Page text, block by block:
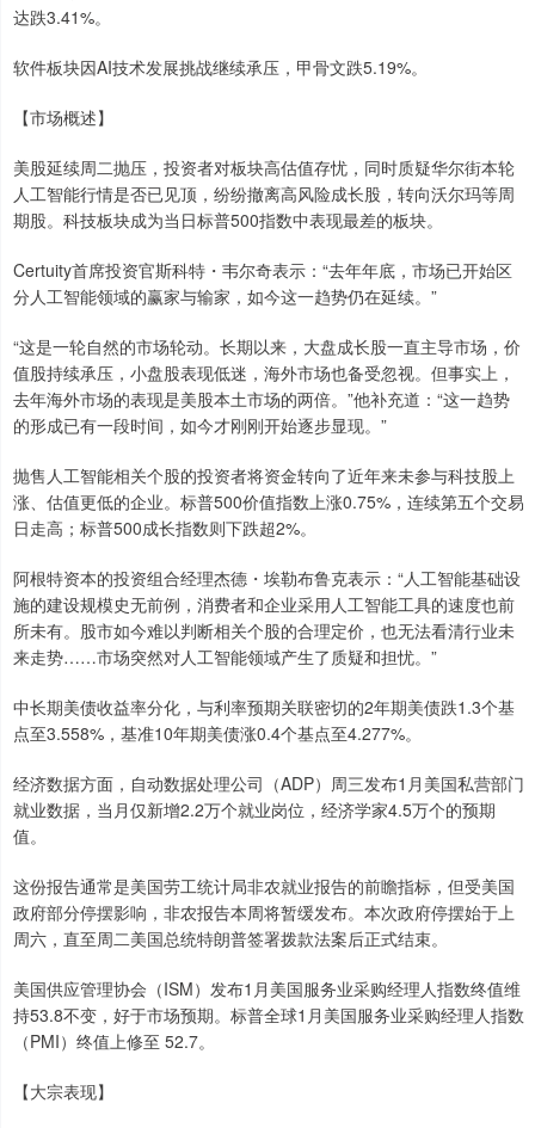
达跌3.41%。
软件板块因AI技术发展挑战继续承压，甲骨文跌5.19%。
【市场概述】
美股延续周二抛压，投资者对板块高估值存忧，同时质疑华尔街本轮
人工智能行情是否已见顶，纷纷撤离高风险成长股，转向沃尔玛等周
期股。科技板块成为当日标普500指数中表现最差的板块。
Certuity首席投资官斯科特・韦尔奇表示：“去年年底，市场已开始区
分人工智能领域的赢家与输家，如今这一趋势仍在延续。”
“这是一轮自然的市场轮动。长期以来，大盘成长股一直主导市场，价
值股持续承压，小盘股表现低迷，海外市场也备受忽视。但事实上，
去年海外市场的表现是美股本土市场的两倍。”他补充道：“这一趋势
的形成已有一段时间，如今才刚刚开始逐步显现。”
抛售人工智能相关个股的投资者将资金转向了近年来未参与科技股上
涨、估值更低的企业。标普500价值指数上涨0.75%，连续第五个交易
日走高；标普500成长指数则下跌超2%。
阿根特资本的投资组合经理杰德・埃勒布鲁克表示：“人工智能基础设
施的建设规模史无前例，消费者和企业采用人工智能工具的速度也前
所未有。股市如今难以判断相关个股的合理定价，也无法看清行业未
来走势……市场突然对人工智能领域产生了质疑和担忧。”
中长期美债收益率分化，与利率预期关联密切的2年期美债跌1.3个基
点至3.558%，基准10年期美债涨0.4个基点至4.277%。
经济数据方面，自动数据处理公司（ADP）周三发布1月美国私营部门
就业数据，当月仅新增2.2万个就业岗位，经济学家4.5万个的预期
值。
这份报告通常是美国劳工统计局非农就业报告的前瞻指标，但受美国
政府部分停摆影响，非农报告本周将暂缓发布。本次政府停摆始于上
周六，直至周二美国总统特朗普签署拨款法案后正式结束。
美国供应管理协会（ISM）发布1月美国服务业采购经理人指数终值维
持53.8不变，好于市场预期。标普全球1月美国服务业采购经理人指数
（PMI）终值上修至 52.7。
【大宗表现】